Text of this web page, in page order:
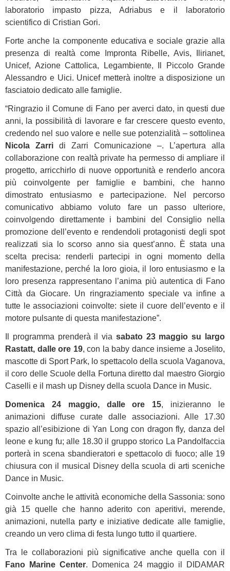
laboratorio impasto pizza, Adriabus e il laboratorio
scientifico di Cristian Gori.
Forte anche la componente educativa e sociale grazie alla
presenza di realtà come Impronta Ribelle, Avis, Ilirianet,
Unicef, Azione Cattolica, Legambiente, Il Piccolo Grande
Alessandro e Uici. Unicef metterà inoltre a disposizione un
fasciatoio dedicato alle famiglie.
“Ringrazio il Comune di Fano per averci dato, in questi due
anni, la possibilità di lavorare e far crescere questo evento,
credendo nel suo valore e nelle sue potenzialità – sottolinea
Nicola Zarri di Zarri Comunicazione –. L’apertura alla
collaborazione con realtà private ha permesso di ampliare il
progetto, arricchirlo di nuove opportunità e renderlo ancora
più coinvolgente per famiglie e bambini, che hanno
dimostrato entusiasmo e partecipazione. Nel percorso
comunicativo abbiamo voluto fare un passo ulteriore,
coinvolgendo direttamente i bambini del Consiglio nella
promozione dell’evento e rendendoli protagonisti degli spot
realizzati sia lo scorso anno sia quest’anno. È stata una
scelta precisa: renderli partecipi in ogni momento della
manifestazione, perché la loro gioia, il loro entusiasmo e la
loro presenza rappresentano l’anima più autentica di Fano
Città da Giocare. Un ringraziamento speciale va infine a
tutte le associazioni coinvolte: siete il cuore dell’evento e il
motore pulsante di questa manifestazione”.
Il programma prenderà il via sabato 23 maggio su largo
Rastatt, dalle ore 19, con la baby dance insieme a Joselito,
mascotte di Sport Park, lo spettacolo della scuola Vaganova,
il coro delle Scuole della Fortuna diretto dal maestro Giorgio
Caselli e il mash up Disney della scuola Dance in Music.
Domenica 24 maggio, dalle ore 15, inizieranno le
animazioni diffuse curate dalle associazioni. Alle 17.30
spazio all’esibizione di Yan Long con dragon fly, danza del
leone e kung fu; alle 18.30 il gruppo storico La Pandolfaccia
porterà in scena sbandieratori e spettacolo di fuoco; alle 19
chiusura con il musical Disney della scuola di arti sceniche
Dance in Music.
Coinvolte anche le attività economiche della Sassonia: sono
già 15 quelle che hanno aderito con aperitivi, merende,
animazioni, nutella party e iniziative dedicate alle famiglie,
creando un vero clima di festa lungo tutto il quartiere.
Tra le collaborazioni più significative anche quella con il
Fano Marine Center. Domenica 24 maggio il DIDAMAR